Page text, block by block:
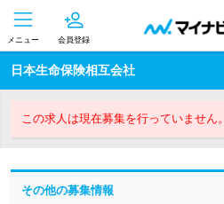
メニュー 会員登録
日本生命保険相互会社
この求人は現在募集を行っていません。
その他の募集情報